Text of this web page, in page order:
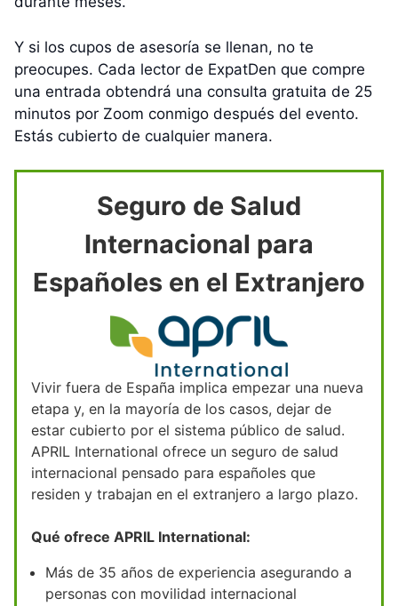
Y si los cupos de asesoría se llenan, no te
preocupes. Cada lector de ExpatDen que compre
una entrada obtendrá una consulta gratuita de 25
minutos por Zoom conmigo después del evento.
Estás cubierto de cualquier manera.
Seguro de Salud
Internacional para
Españoles en el Extranjero
Vivir fuera de España implica empezar una nueva
etapa y, en la mayoría de los casos, dejar de
estar cubierto por el sistema público de salud.
APRIL International ofrece un seguro de salud
internacional pensado para españoles que
residen y trabajan en el extranjero a largo plazo.
Qué ofrece APRIL International:
Más de 35 años de experiencia asegurando a
personas con movilidad internacional